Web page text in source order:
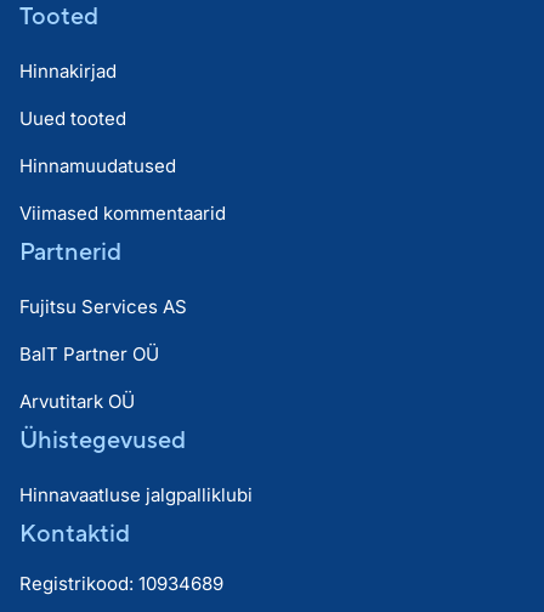
Tooted
Hinnakirjad
Uued tooted
Hinnamuudatused
Viimased kommentaarid
Partnerid
Fujitsu Services AS
BaIT Partner OÜ
Arvutitark OÜ
Ühistegevused
Hinnavaatluse jalgpalliklubi
Kontaktid
Registrikood: 10934689